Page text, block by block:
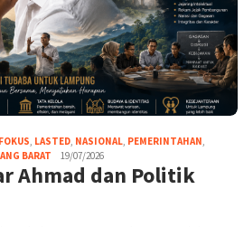
FOKUS, LASTED, NASIONAL, PEMERINTAHAN,
BARAT 19/07/2026
Ahmad dan Politik